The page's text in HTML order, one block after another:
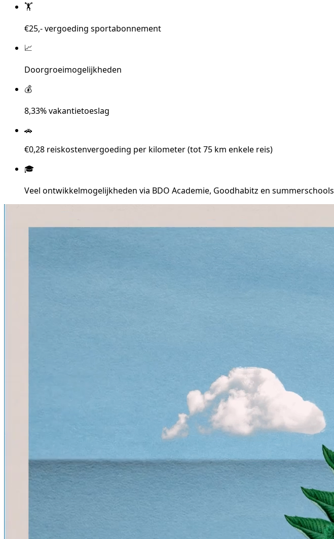
🏋️
€25,- vergoeding sportabonnement
📈
Doorgroeimogelijkheden
💰
8,33% vakantietoeslag
🚗
€0,28 reiskostenvergoeding per kilometer (tot 75 km enkele reis)
🎓
Veel ontwikkelmogelijkheden via BDO Academie, Goodhabitz en summerschools